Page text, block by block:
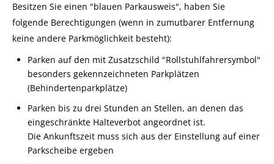
Besitzen Sie einen "blauen Parkausweis", haben Sie
folgende Berechtigungen (wenn in zumutbarer Entfernung
keine andere Parkmöglichkeit besteht):
Parken auf den mit Zusatzschild "Rollstuhlfahrersymbol"
besonders gekennzeichneten Parkplätzen
(Behindertenparkplätze)
Parken bis zu drei Stunden an Stellen, an denen das
eingeschränkte Halteverbot angeordnet ist.
Die Ankunftszeit muss sich aus der Einstellung auf einer
Parkscheibe ergeben